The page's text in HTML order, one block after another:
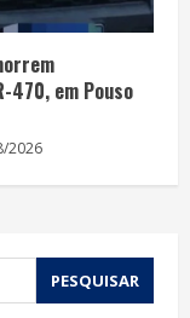
470, em Pouso
2026